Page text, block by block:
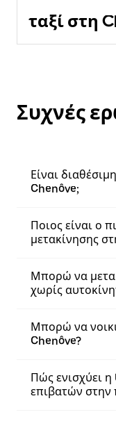
ταξί στη
Συχνές
Είναι
Chenôve;
Ποιος είναι ο
μετακίνησης
Μπορώ να
χωρίς
Μπορώ να
Chenôve?
Πώς ενισχύει
επιβατών στην